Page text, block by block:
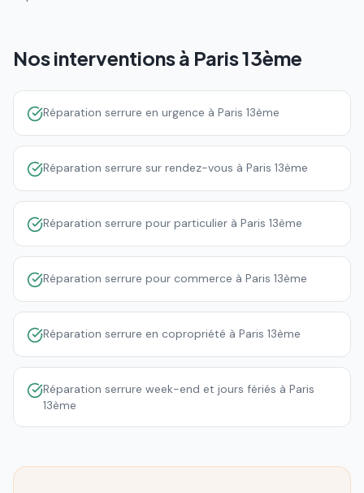
Nos interventions à Paris 13ème
Réparation serrure en urgence à Paris 13ème
Réparation serrure sur rendez-vous à Paris 13ème
Réparation serrure pour particulier à Paris 13ème
Réparation serrure pour commerce à Paris 13ème
Réparation serrure en copropriété à Paris 13ème
Réparation serrure week-end et jours fériés à Paris
13ème